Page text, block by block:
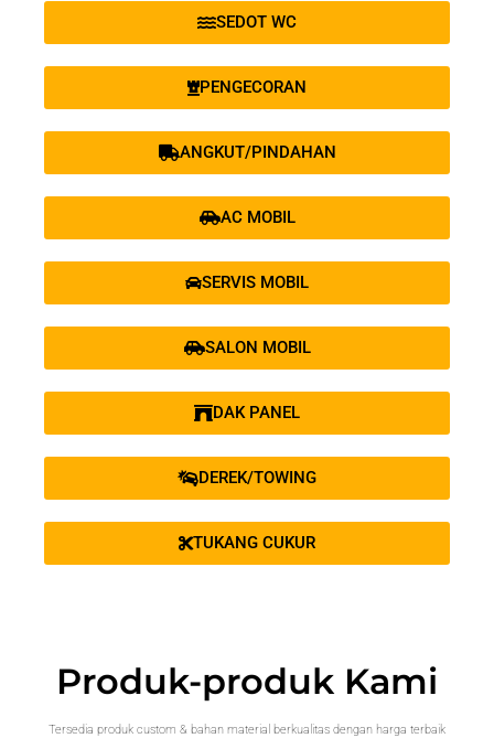
SEDOT WC
PENGECORAN
ANGKUT/PINDAHAN
AC MOBIL
SERVIS MOBIL
SALON MOBIL
DAK PANEL
DEREK/TOWING
TUKANG CUKUR
Produk-produk Kami
Tersedia produk custom & bahan material berkualitas dengan harga terbaik